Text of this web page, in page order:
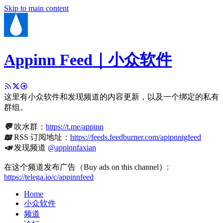
Skip to main content
Appinn Feed｜小众软件
这里有小众软件和发现频道的内容更新，以及一个绑定的私有
群组。
💬吹水群： https://t.me/appinn
📖RSS 订阅地址： https://feeds.feedburner.com/apipnntgfeed
📣发现频道 @appinnfaxian
在这个频道发布广告（Buy ads on this channel）:
https://telega.io/c/appinnfeed
Home
小众软件
频道